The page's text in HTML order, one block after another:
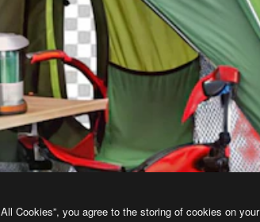
с помощью нашего генератора
Cookies”, you agree to the storing of cookies on